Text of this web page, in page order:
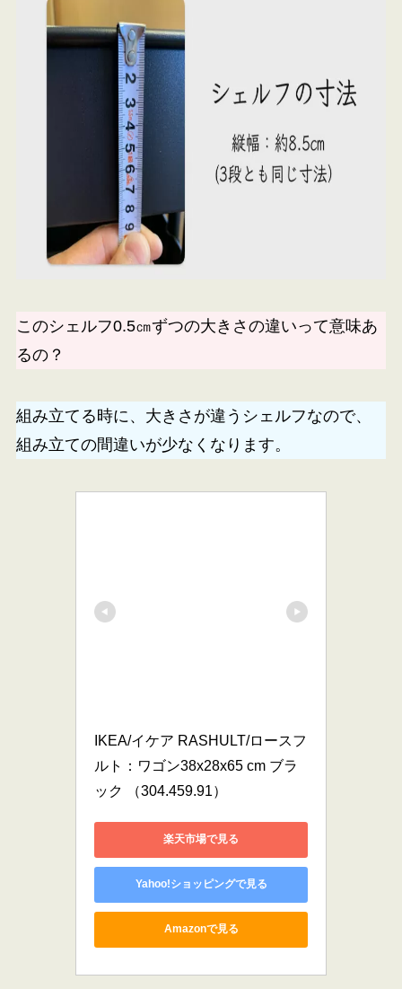
このシェルフ0.5㎝ずつの大きさの違いって意味あ
るの？
組み立てる時に、大きさが違うシェルフなので、
組み立ての間違いが少なくなります。
IKEA/イケア RASHULT/ロースフ
ルト：ワゴン38x28x65 cm ブラ
ック （304.459.91）
楽天市場で見る
Yahoo!ショッピングで見る
Amazonで見る